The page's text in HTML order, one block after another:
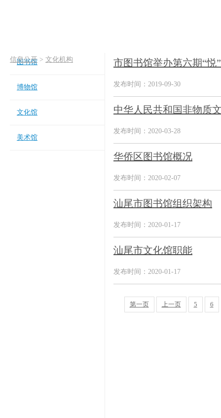
信息公开 > 文化机构
图书馆
博物馆
文化馆
美术馆
市图书馆举办第六期“悦
发布时间：2019-09-30
中华人民共和国非物质
发布时间：2020-03-28
华侨区图书馆概况
发布时间：2020-02-07
汕尾市图书馆组织架构
发布时间：2020-01-17
汕尾市文化馆职能
发布时间：2020-01-17
第一页 上一页 5 6